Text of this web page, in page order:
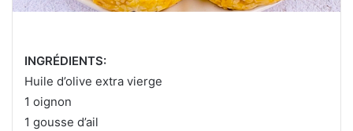
INGRÉDIENTS:
Huile d’olive extra vierge
1 oignon
1 gousse d’ail